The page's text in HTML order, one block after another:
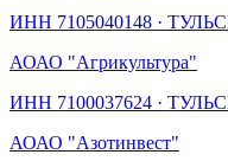
ИНН 7105040148 ·
АОАО "Агрикультура"
ИНН 7100037624 ·
АОАО "Азотинвест"